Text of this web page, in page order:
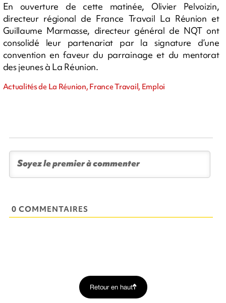
En ouverture de cette matinée, Olivier Pelvoizin,
directeur régional de France Travail La Réunion et
Guillaume Marmasse, directeur général de NQT ont
consolidé leur partenariat par la signature d’une
convention en faveur du parrainage et du mentorat
des jeunes à La Réunion.
Actualités de La Réunion, France Travail, Emploi
0 COMMENTAIRES
Retour en haut